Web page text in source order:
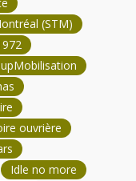
(STM)
ouvrière
Idle no more